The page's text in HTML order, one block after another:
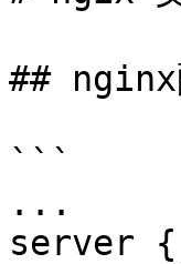
## nginx
```
...
server {